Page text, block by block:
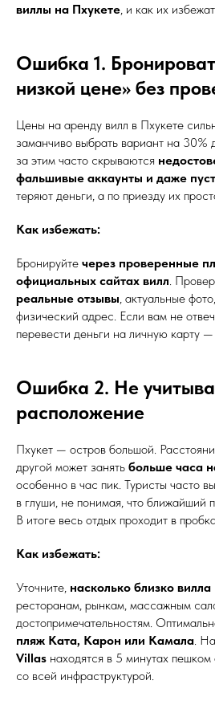
виллы на Пхукете, и как их
Ошибка 1.
низкой цене» без
Цены на аренду вилл в Пхукете
заманчиво выбрать вариант на 30%
за этим часто скрываются
фальшивые аккаунты и даже
теряют деньги, а по приезду их
Как избежать:
Бронируйте через проверенные
официальных сайтах вилл.
реальные отзывы, актуальные
физический адрес. Если вам не
перевести деньги на личную карту
Ошибка 2. Не
расположение
Пхукет — остров большой.
другой может занять больше часа
особенно в час пик. Туристы часто
в глуши, не понимая, что ближайший
В итоге весь отдых проходит в
Как избежать:
Уточните, насколько близко
ресторанам, рынкам, массажным
достопримечательностям.
пляж Ката, Карон или Камала.
Villas находятся в 5 минутах
со всей инфраструктурой.